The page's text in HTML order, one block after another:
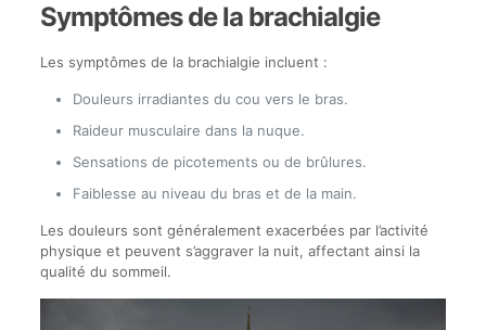
Symptômes de la brachialgie
Les symptômes de la brachialgie incluent :
Douleurs irradiantes du cou vers le bras.
Raideur musculaire dans la nuque.
Sensations de picotements ou de brûlures.
Faiblesse au niveau du bras et de la main.
Les douleurs sont généralement exacerbées par l’activité
physique et peuvent s’aggraver la nuit, affectant ainsi la
qualité du sommeil.